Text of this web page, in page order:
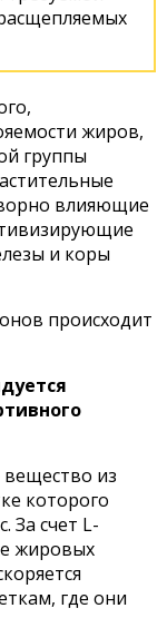
жиров,
группы
влияющие
и коры
происходит
из
которого
За счет L-
жировых
где они